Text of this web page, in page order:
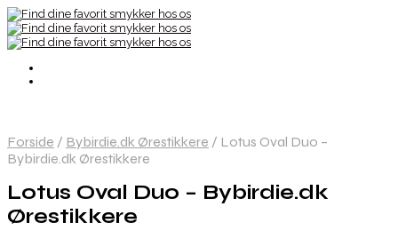
Forside / Bybirdie.dk Ørestikkere / Lotus Oval Duo –
Bybirdie.dk Ørestikkere
Lotus Oval Duo – Bybirdie.dk
Ørestikkere